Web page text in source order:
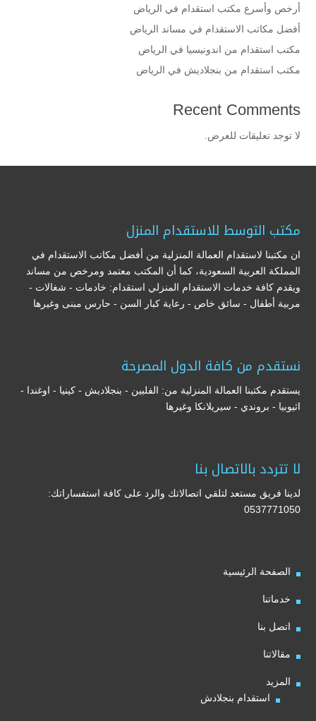
أرخص وأسرع مكتب استقدام في الرياض
أفضل مكاتب الاستقدام في مساند الرياض
مكتب استقدام من اندونيسيا في الرياض
مكتب استقدام من بنجلاديش في الرياض
Recent Comments
لا توجد تعليقات للعرض.
مكتب التوسط للاستقدام المنزل
ان مكتبنا لاستقدام العمالة المنزلية من أفضل مكاتب الاستقدام في
المملكة العربية السعودية، كما أن المكتب معتمد ومرخص من مساند
ويقدم كافة خدمات الاستقدام المنزلي استقدام: خادمات - شغالات -
مربية أطفال - سائق خاص - رعاية كبار السن - حارس مبنى وغيرها
نستقدم من كافة الدول المصرحة
يستقدم مكتبنا العمالة المنزلية من: الفلبين - بنجلاديش - كينيا - اوغندا -
اثيوبيا - بروندي - سيريلانكا وغيرها
لا تتردد بالاتصال بنا
لدينا فريق مستعد لتلقي اتصالاتك والرد على كافة استفساراتك:
0537771050
الصفحة الرئيسية
خدماتنا
اتصل بنا
مقالاتنا
المزيد
استقدام بنجلادش